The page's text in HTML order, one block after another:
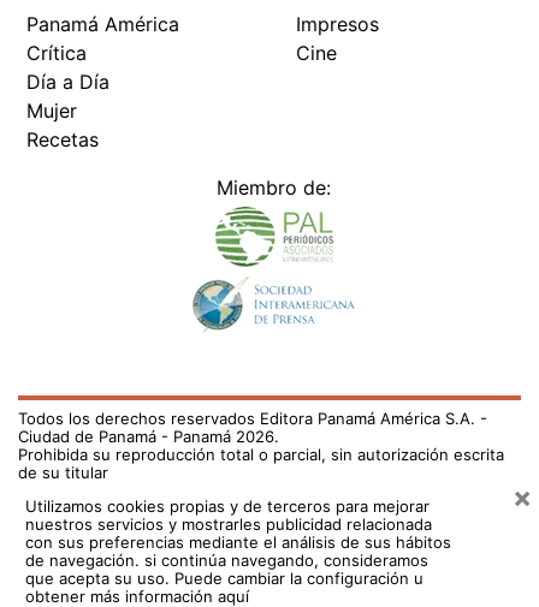
Panamá América
Crítica
Día a Día
Mujer
Recetas
Impresos
Cine
Miembro de:
Todos los derechos reservados Editora Panamá América S.A. -
Ciudad de Panamá - Panamá 2026.
Prohibida su reproducción total o parcial, sin autorización escrita
de su titular
Utilizamos cookies propias y de terceros para mejorar
nuestros servicios y mostrarles publicidad relacionada
con sus preferencias mediante el análisis de sus hábitos
de navegación. si continúa navegando, consideramos
que acepta su uso. Puede cambiar la configuración u
obtener más información aquí
×